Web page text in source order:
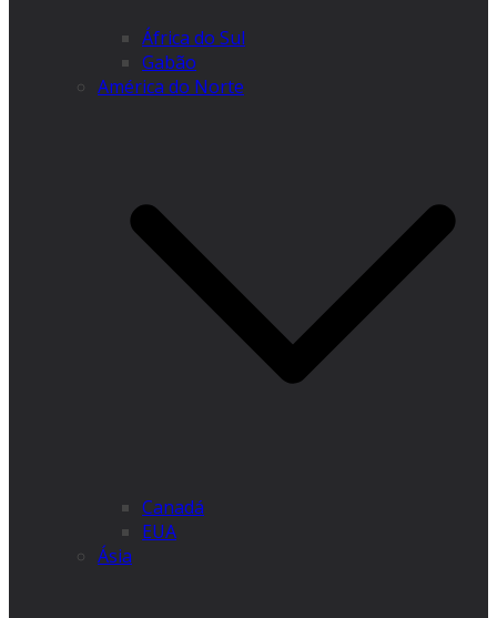
África do Sul
Gabão
América do Norte
Canadá
EUA
Ásia